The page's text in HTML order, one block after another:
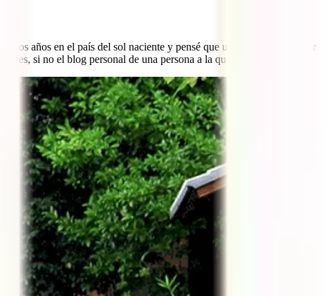
años en el país del sol naciente y pensé que un blog sería la mejor
si no el blog personal de una persona a la que le apasiona viajar.